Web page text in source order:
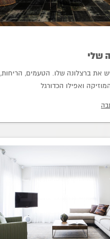
שלי
את ברצלונה שלו. הטעמים, הריחות,
ואפילו הכדורגל